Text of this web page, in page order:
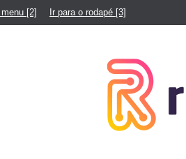
menu [2] Ir para o rodapé [3]